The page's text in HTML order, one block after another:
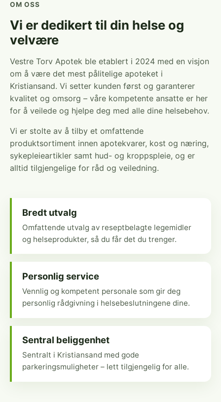
OM OSS
Vi er dedikert til din helse og
velvære
Vestre Torv Apotek ble etablert i 2024 med en visjon
om å være det mest pålitelige apoteket i
Kristiansand. Vi setter kunden først og garanterer
kvalitet og omsorg – våre kompetente ansatte er her
for å veilede og hjelpe deg med alle dine helsebehov.
Vi er stolte av å tilby et omfattende
produktsortiment innen apotekvarer, kost og næring,
sykepleieartikler samt hud- og kroppspleie, og er
alltid tilgjengelige for råd og veiledning.
Bredt utvalg
Omfattende utvalg av reseptbelagte legemidler
og helseprodukter, så du får det du trenger.
Personlig service
Vennlig og kompetent personale som gir deg
personlig rådgivning i helsebeslutningene dine.
Sentral beliggenhet
Sentralt i Kristiansand med gode
parkeringsmuligheter – lett tilgjengelig for alle.